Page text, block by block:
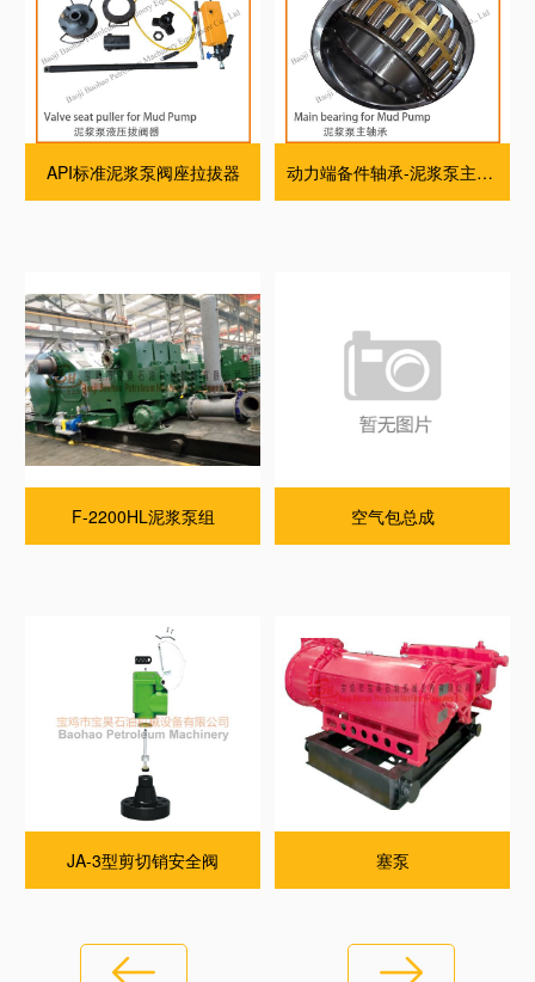
API标准泥浆泵阀座拉拔器 动力端备件轴承-泥浆泵主轴承
F-2200HL泥浆泵组 空气包总成
JA-3型剪切销安全阀 塞泵